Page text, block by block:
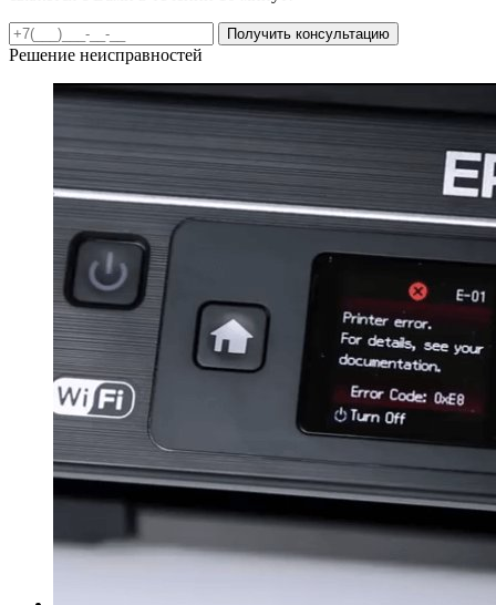
Получить консультацию
Решение неисправностей